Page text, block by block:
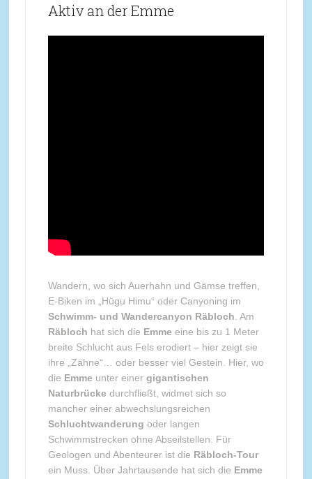
Aktiv an der Emme
Wandern, wo sich Auerhahn und Gämse treffen,
E-Biken im „Hügu Himu“ oder Canyoning im
Schwimm- und Wandercanyon Räbloch . Am
Räbloch hat sich die Emme eine bis zu 1 Meter
breite Schlucht aus Fels erodiert – hier zeigt sie
ihre „Zähne“… oder besser viel Gestein. Hier, wo
die Emme unter einer gigantischen
Naturbrücke durchfließt, widmet sich so
mancher einer abwechslungsreichen
Schluchtwanderung oder langen
Schwimmstrecken ohne Abseilstellen. Für
Geologen und Abenteurer ist die Räbloch-Tour
ein Muss. Über Jahrtausende hat sich die Emme